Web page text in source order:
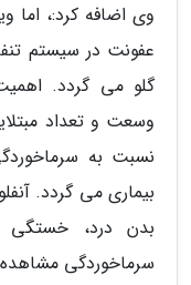
وی اضافه کرد:، اما
عفونت در سیستم
گلو می گردد. اهمیت
وسعت و تعداد
نسبت به
بیماری می گردد.
بدن درد،
سرماخوردگی